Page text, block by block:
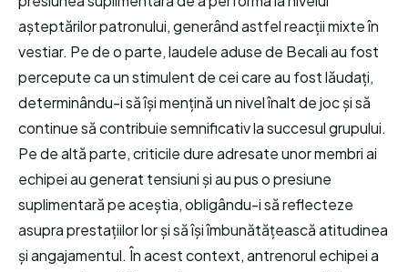
așteptărilor patronului, generând astfel reacții mixte în
vestiar. Pe de o parte, laudele aduse de Becali au fost
percepute ca un stimulent de cei care au fost lăudați,
determinându-i să își mențină un nivel înalt de joc și să
continue să contribuie semnificativ la succesul grupului.
Pe de altă parte, criticile dure adresate unor membri ai
echipei au generat tensiuni și au pus o presiune
suplimentară pe aceștia, obligându-i să reflecteze
asupra prestațiilor lor și să își îmbunătățească atitudinea
și angajamentul. În acest context, antrenorul echipei a